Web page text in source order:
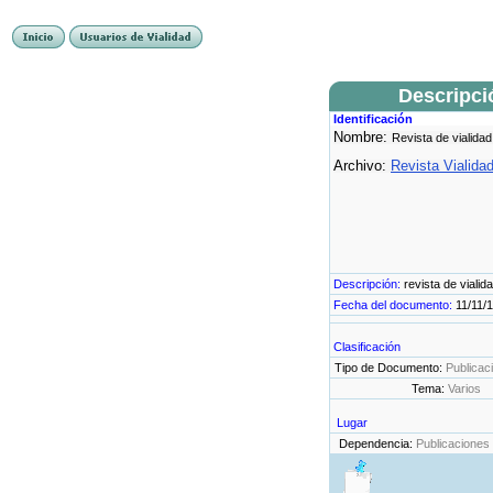
Identificación
Nombre: Revista de
Archivo: Revista
Descripción: revista de
Fecha del documento: 11/11/
Clasificación
Tipo de Documento:
Tema: Varios
Lugar
Dependencia: Publicaciones